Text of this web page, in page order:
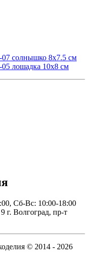
солнышко 8х7.5 см
лошадка 10х8 см
Сб-Вс: 10:00-18:00
г. Волгоград, пр-т
© 2014 - 2026